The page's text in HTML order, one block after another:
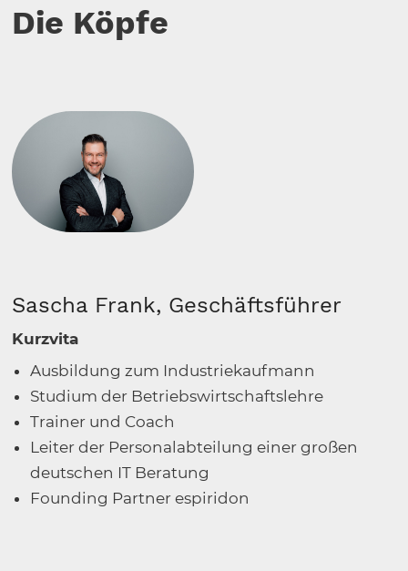
Die Köpfe
Sascha Frank, Geschäftsführer
Kurzvita
Ausbildung zum Industriekaufmann
Studium der Betriebswirtschaftslehre
Trainer und Coach
Leiter der Personalabteilung einer großen
deutschen IT Beratung
Founding Partner espiridon